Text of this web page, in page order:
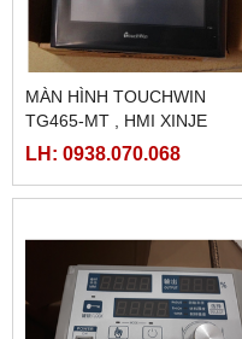
MÀN HÌNH TOUCHWIN
TG465-MT , HMI XINJE
TG465-MT
LH: 0938.070.068